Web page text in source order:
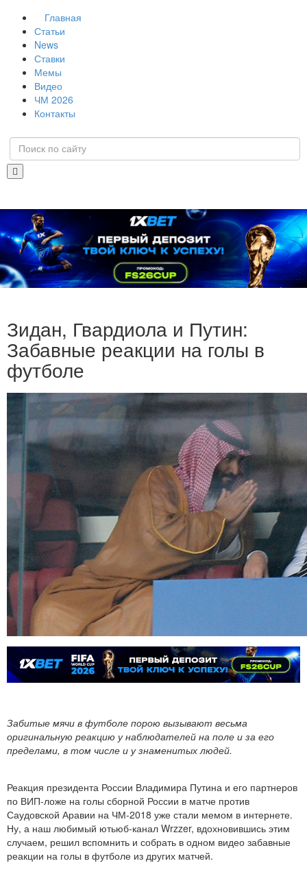
Главная
Статьи
News
Ставки
Мемы
Видео
ЧМ 2026
Контакты
Зидан, Гвардиола и Путин:
Забавные реакции на голы в
футболе
Забитые мячи в футболе порою вызывают весьма
оригинальную реакцию у наблюдателей на поле и за его
пределами, в том числе и у знаменитых людей.
Реакция президента России Владимира Путина и его партнеров
по ВИП-ложе на голы сборной России в матче против
Саудовской Аравии на ЧМ-2018 уже стали мемом в интернете.
Ну, а наш любимый ютьюб-канал Wrzzer, вдохновившись этим
случаем, решил вспомнить и собрать в одном видео забавные
реакции на голы в футболе из других матчей.